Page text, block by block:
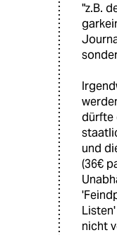
"z.B.
dürfte
und
(36€
nicht